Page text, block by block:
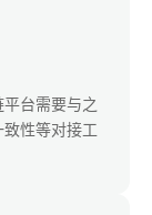
台需要与之
性等对接工